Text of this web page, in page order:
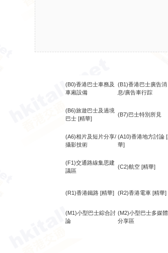
(B0)香港巴士車務及
車廂設備
(B1)香港巴士廣告消
息/廣告車行踪
(B6)旅遊巴士及過境
巴士 [精華]
(B7)巴士特別所見
(A6)相片及短片分享/
攝影技術
(A10)香港地方討論
華]
(F1)交通路線集思建
議區
(C2)航空 [精華]
(R1)香港鐵路 [精華] (R2)香港電車 [精華]
(M1)小型巴士綜合討
論
(M2)小型巴士多媒體
分享區